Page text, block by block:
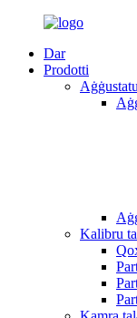
Dar
Prodotti
Kalibru